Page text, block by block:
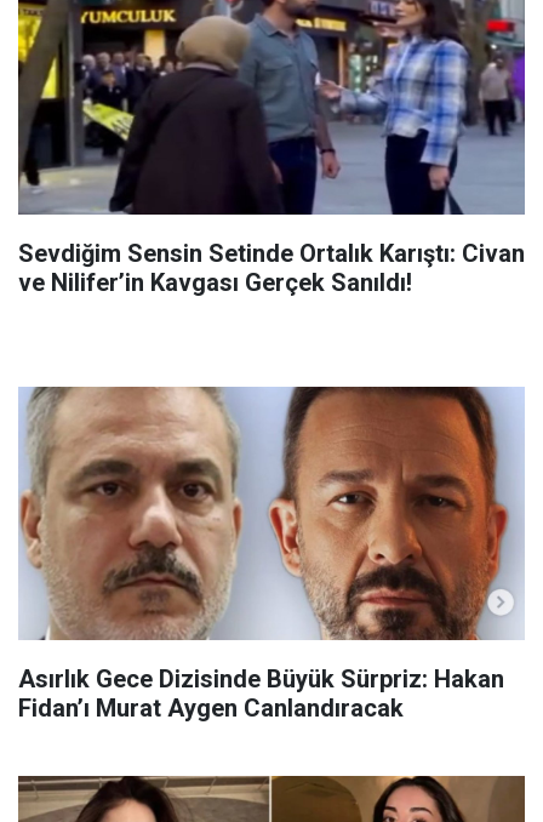
Sevdiğim Sensin Setinde Ortalık Karıştı: Civan
ve Nilifer’in Kavgası Gerçek Sanıldı!
Asırlık Gece Dizisinde Büyük Sürpriz: Hakan
Fidan’ı Murat Aygen Canlandıracak